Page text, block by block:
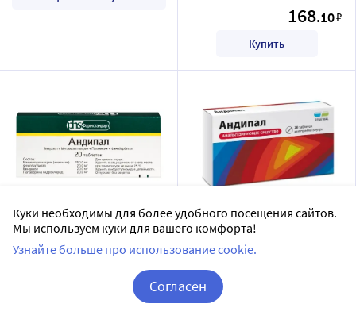
168.10₽
Купить
Андипал 20 шт. таблетки
Фармстандарт-Лексредства
Андипал 20 шт. таблетки
RENEWAL
таблетки
20 шт в уп.
Куки необходимы для более удобного посещения сайтов.
Мы используем куки для вашего комфорта!
Узнайте больше про использование cookie.
Согласен